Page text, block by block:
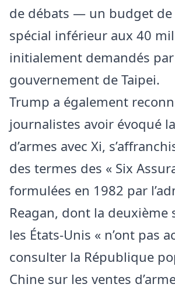
de débats — un budget de
spécial inférieur aux 40
initialement demandés
gouvernement de Taipei.
Trump a également
journalistes avoir évoqué
d’armes avec Xi,
des termes des « Six
formulées en 1982 par
Reagan, dont la deuxième
les États-Unis « n’ont pas
consulter la République
Chine sur les ventes